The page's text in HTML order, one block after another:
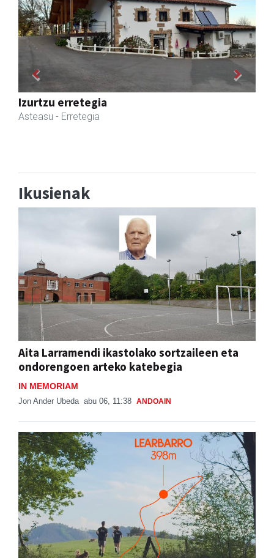
Urnietako AEK euskaltegia
Urnieta - Euskaltegiak
Previous Next
Ikusienak
Aita Larramendi ikastolako sortzaileen eta
ondorengoen arteko katebegia
IN MEMORIAM
Jon Ander Ubeda abu 06, 11:38 ANDOAIN